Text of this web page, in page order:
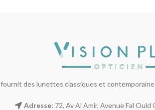
fournit des lunettes classiques et
Adresse: 72, Av Al Amir, Avenue Fal Ould